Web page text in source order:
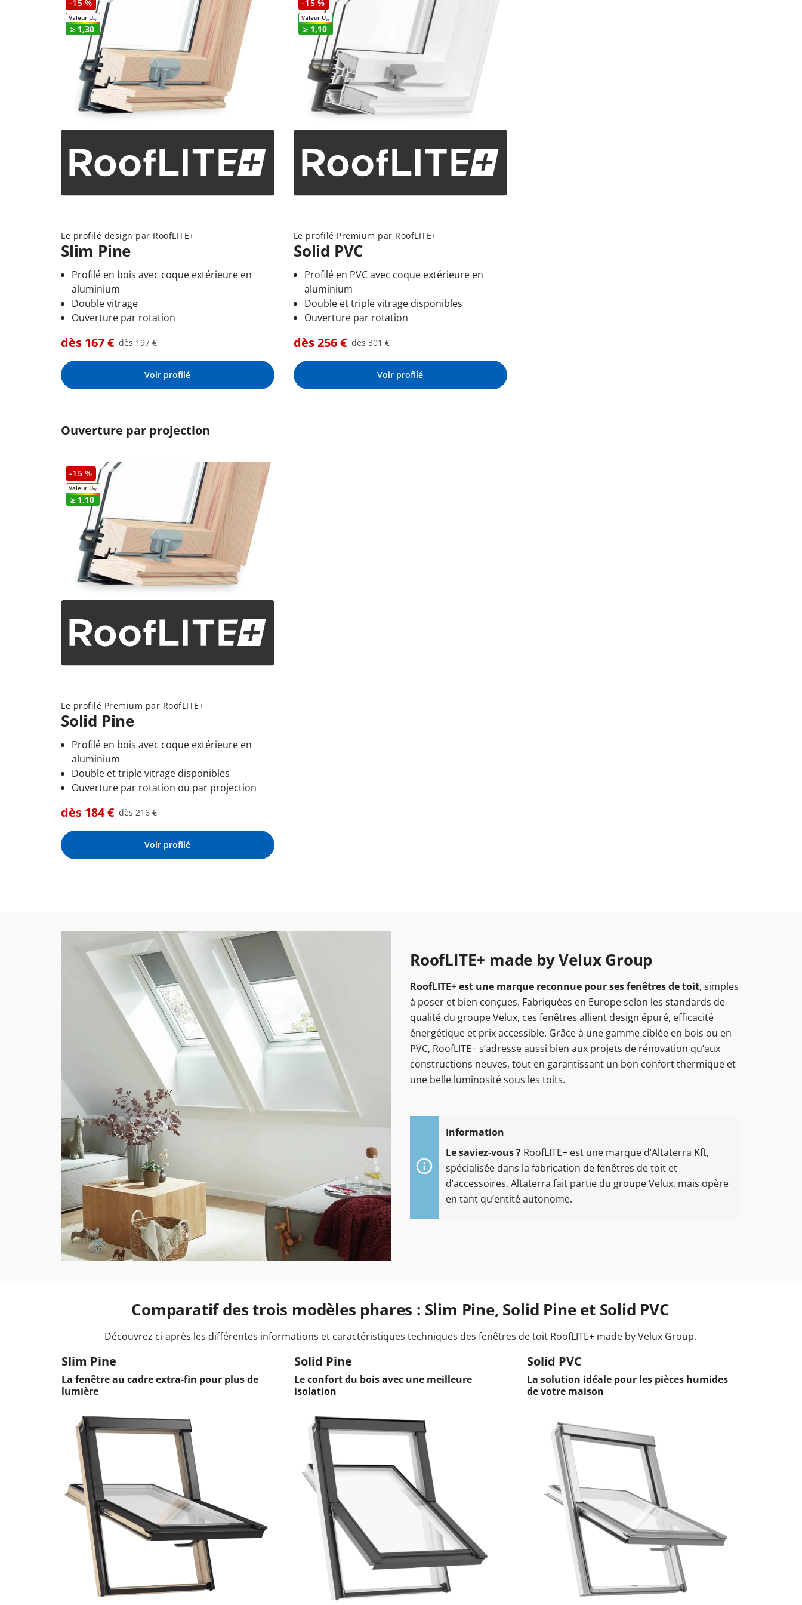
-15 %
Valeur UW
≥ 1,30
Le profilé design par RoofLITE+
Slim Pine
Profilé en bois avec coque extérieure en
aluminium
Double vitrage
Ouverture par rotation
dès 167€ dès197€
Voir profilé
-15 %
Valeur UW
≥ 1,10
Le profilé Premium par RoofLITE+
Solid PVC
Profilé en PVC avec coque extérieure en
aluminium
Double et triple vitrage disponibles
Ouverture par rotation
dès256€ dès301€
Voir profilé
Ouverture par projection
-15 %
Valeur UW
≥ 1,10
Le profilé Premium par RoofLITE+
Solid Pine
Profilé en bois avec coque extérieure en
aluminium
Double et triple vitrage disponibles
Ouverture par rotation ou par projection
dès 184€ dès216€
Voir profilé
RoofLITE+ made by Velux Group
RoofLITE+ est une marque reconnue pour ses fenêtres de toit, simples
à poser et bien conçues. Fabriquées en Europe selon les standards de
qualité du groupe Velux, ces fenêtres allient design épuré, efficacité
énergétique et prix accessible. Grâce à une gamme ciblée en bois ou en
PVC, RoofLITE+ s’adresse aussi bien aux projets de rénovation qu’aux
constructions neuves, tout en garantissant un bon confort thermique et
une belle luminosité sous les toits.
Le saviez-vous ? RoofLITE+ est une marque d’Altaterra Kft,
spécialisée dans la fabrication de fenêtres de toit et
d’accessoires. Altaterra fait partie du groupe Velux, mais opère
en tant qu’entité autonome.
Comparatif des trois modèles phares : Slim Pine, Solid Pine et Solid PVC
Découvrez ci-après les différentes informations et caractéristiques techniques des fenêtres de toit RoofLITE+ made by Velux Group.
Slim Pine
La fenêtre au cadre extra-fin pour plus de
lumière
Solid Pine
Le confort du bois avec une meilleure
isolation
Solid PVC
La solution idéale pour les pièces humides
de votre maison